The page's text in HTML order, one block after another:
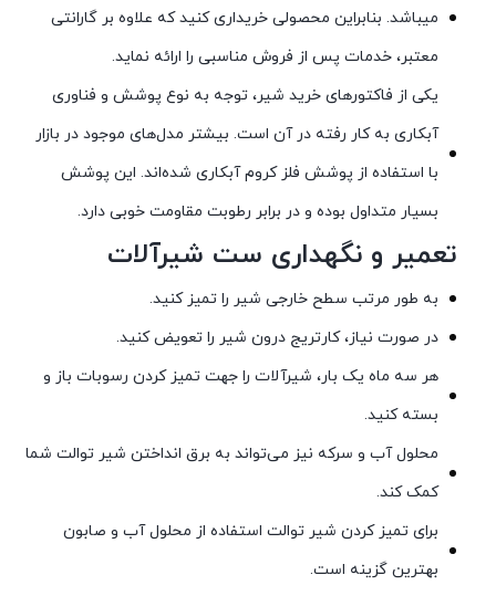
میباشد. بنابراین محصولی خریداری کنید که علاوه بر گارانتی
معتبر، خدمات پس از فروش مناسبی را ارائه نماید.
یکی از فاکتورهای خرید شیر، توجه به نوع پوشش و فناوری
آبکاری به کار رفته در آن است. بیشتر مدل‌های موجود در بازار
با استفاده از پوشش فلز کروم آبکاری شده‌اند. این پوشش
بسیار متداول بوده و در برابر رطوبت مقاومت خوبی دارد.
تعمیر و نگهداری ست شیرآلات
به طور مرتب سطح خارجی شیر را تمیز کنید.
در صورت نیاز، کارتریج درون شیر را تعویض کنید.
هر سه ماه یک بار، شیرآلات را جهت تمیز کردن رسوبات باز و
بسته کنید.
محلول آب و سرکه نیز می‌تواند به برق انداختن شیر توالت شما
کمک کند.
برای تمیز کردن شیر توالت استفاده از محلول آب و صابون
بهترین گزینه است.